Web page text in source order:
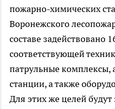
пожарно-химических
Воронежского
составе задействовано
соответствующей
патрульные комплексы,
станции, а также
Для этих же целей